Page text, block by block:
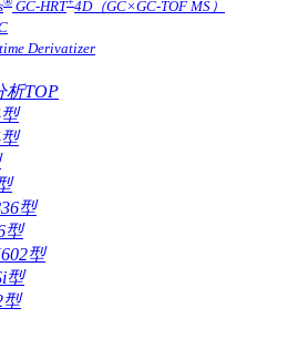
GC-HRT 4D（GC×GC-TOF MS）
Derivatizer
析TOP
型
型
型
型
型